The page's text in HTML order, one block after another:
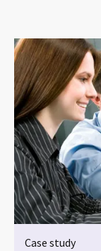
Case study